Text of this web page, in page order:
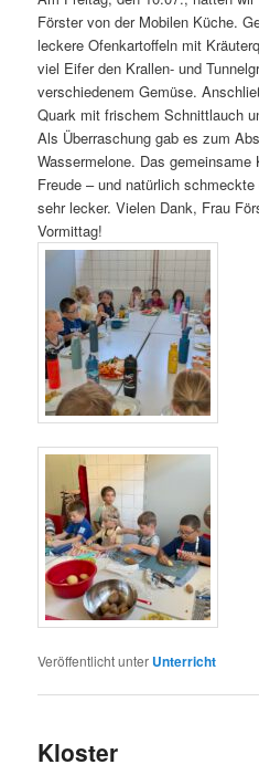
Förster von der Mobilen Küche.
leckere Ofenkartoffeln mit
viel Eifer den Krallen- und
verschiedenem Gemüse.
Quark mit frischem Schnittlauch
Als Überraschung gab es zum
Wassermelone. Das
Freude – und natürlich
sehr lecker. Vielen Dank, Frau
Vormittag!
Veröffentlicht unter Unterricht
Kloster